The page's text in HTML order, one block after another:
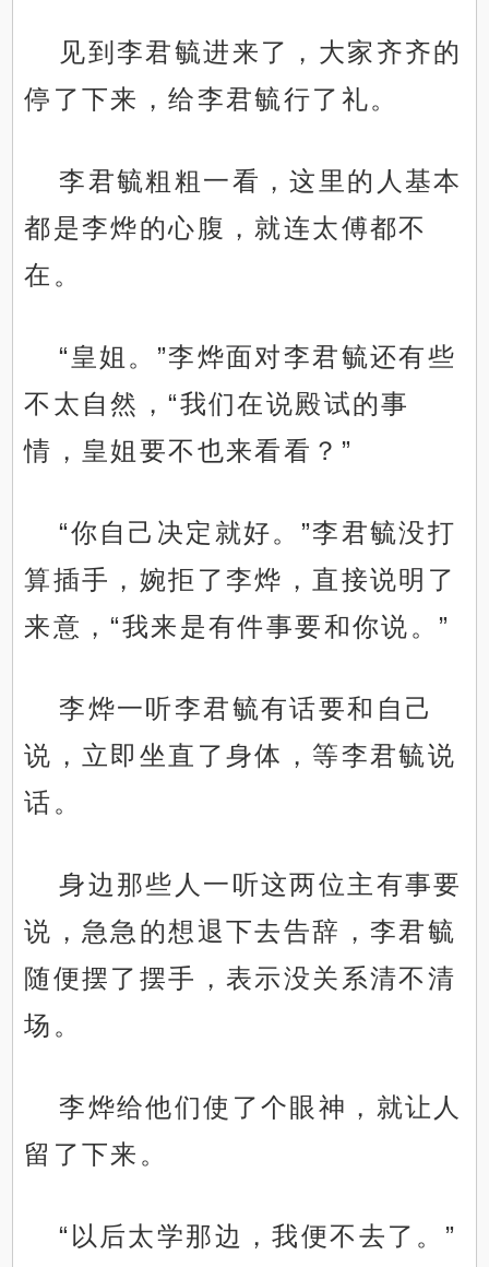
见到李君毓进来了，大家齐齐的
停了下来，给李君毓行了礼。
李君毓粗粗一看，这里的人基本
都是李烨的心腹，就连太傅都不
在。
“皇姐。”李烨面对李君毓还有些
不太自然，“我们在说殿试的事
情，皇姐要不也来看看？”
“你自己决定就好。”李君毓没打
算插手，婉拒了李烨，直接说明了
来意，“我来是有件事要和你说。”
李烨一听李君毓有话要和自己
说，立即坐直了身体，等李君毓说
话。
身边那些人一听这两位主有事要
说，急急的想退下去告辞，李君毓
随便摆了摆手，表示没关系清不清
场。
李烨给他们使了个眼神，就让人
留了下来。
“以后太学那边，我便不去了。”